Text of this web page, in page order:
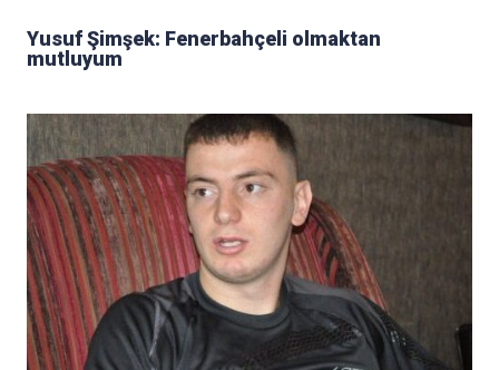
Yusuf Şimşek: Fenerbahçeli olmaktan
mutluyum